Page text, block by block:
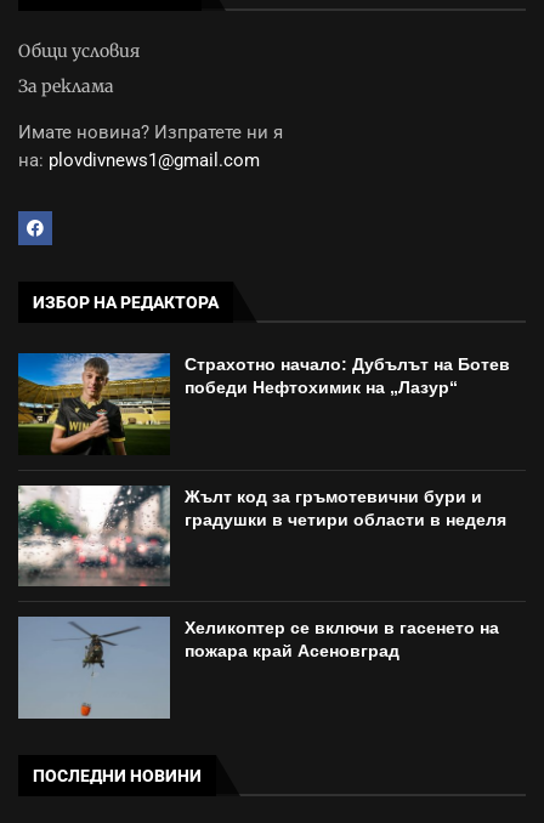
Общи условия
За реклама
Имате новина? Изпратете ни я
на: plovdivnews1@gmail.com
ИЗБОР НА РЕДАКТОРА
Страхотно начало: Дубълът на Ботев
победи Нефтохимик на „Лазур“
Жълт код за гръмотевични бури и
градушки в четири области в неделя
Хеликоптер се включи в гасенето на
пожара край Асеновград
ПОСЛЕДНИ НОВИНИ